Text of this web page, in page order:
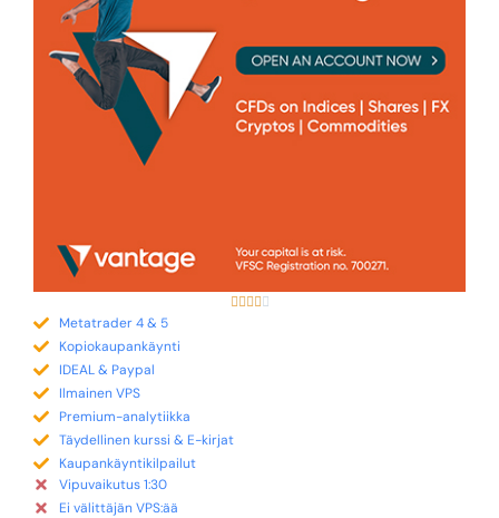

Metatrader 4 & 5
Kopiokaupankäynti
IDEAL & Paypal
Ilmainen VPS
Premium-analytiikka
Täydellinen kurssi & E-kirjat
Kaupankäyntikilpailut
Vipuvaikutus 1:30
Ei välittäjän VPS:ää